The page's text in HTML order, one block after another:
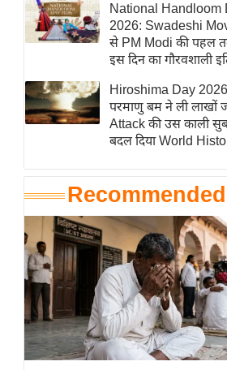
हॉलीवुड
फिल्म समीक्षा
Breaking
News
लाइफस्टाइल
टेक्नॉलॉजी
घरेलू नुस्खे
पर्यटन स्थल
फिटनेस मंत्रा
रिलेशनशिप
राजनीति
विश्लेषण
समसामयिक
मातृभूमि
National Handloom
2026: Swadeshi
से PM Modi की पहल
इस दिन का गौरवशाली
Hiroshima Day
परमाणु बम ने ली लाखों
Attack की उस काली
बदल दिया World
Recommended